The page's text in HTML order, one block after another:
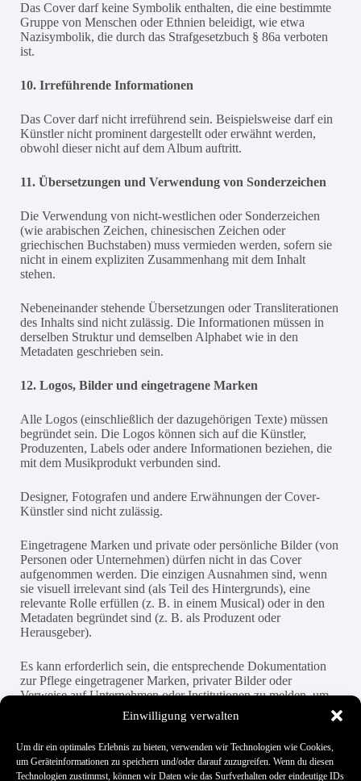
Einwilligung verwalten
Um dir ein optimales Erlebnis zu bieten, verwenden wir Technologien wie Cookies,
um Geräteinformationen zu speichern und/oder darauf zuzugreifen. Wenn du diesen
Technologien zustimmst, können wir Daten wie das Surfverhalten oder eindeutige IDs
Das Cover darf keine Symbolik enthalten, die eine bestimmte
Gruppe von Menschen oder Ethnien beleidigt, wie etwa
Nazisymbolik, die durch das Strafgesetzbuch § 86a verboten
ist.
10. Irreführende Informationen
Das Cover darf nicht irreführend sein. Beispielsweise darf ein
Künstler nicht prominent dargestellt oder erwähnt werden,
obwohl dieser nicht auf dem Album auftritt.
11. Übersetzungen und Verwendung von Sonderzeichen
Die Verwendung von nicht-westlichen oder Sonderzeichen
(wie arabischen Zeichen, chinesischen Zeichen oder
griechischen Buchstaben) muss vermieden werden, sofern sie
nicht in einem expliziten Zusammenhang mit dem Inhalt
stehen.
Nebeneinander stehende Übersetzungen oder Transliterationen
des Inhalts sind nicht zulässig. Die Informationen müssen in
derselben Struktur und demselben Alphabet wie in den
Metadaten geschrieben sein.
12. Logos, Bilder und eingetragene Marken
Alle Logos (einschließlich der dazugehörigen Texte) müssen
begründet sein. Die Logos können sich auf die Künstler,
Produzenten, Labels oder andere Informationen beziehen, die
mit dem Musikprodukt verbunden sind.
Designer, Fotografen und andere Erwähnungen der Cover-
Künstler sind nicht zulässig.
Eingetragene Marken und private oder persönliche Bilder (von
Personen oder Unternehmen) dürfen nicht in das Cover
aufgenommen werden. Die einzigen Ausnahmen sind, wenn
sie visuell irrelevant sind (als Teil des Hintergrunds), eine
relevante Rolle erfüllen (z. B. in einem Musical) oder in den
Metadaten begründet sind (z. B. als Produzent oder
Herausgeber).
Es kann erforderlich sein, die entsprechende Dokumentation
zur Pflege eingetragener Marken, privater Bilder oder
Verweise auf Unternehmen oder Institutionen zu melden, um
nachzuweisen, dass der Benutzer sie verwenden darf.
Hat es dir geholfen?